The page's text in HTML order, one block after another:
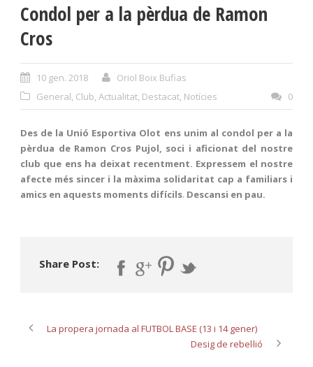
Condol per a la pèrdua de Ramon
Cros
10 gen. 2018
Oriol Boix Bufias
General, Club, Actualitat, Destacat, Notícies 0
Des de la Unió Esportiva Olot ens unim al condol per a la
pèrdua de Ramon Cros Pujol, soci i aficionat del nostre
club que ens ha deixat recentment. Expressem el nostre
afecte més sincer i la màxima solidaritat cap a familiars i
amics en aquests moments difícils. Descansi en pau.
Share Post:
La propera jornada al FUTBOL BASE (13 i 14 gener)
Desig de rebel·lió